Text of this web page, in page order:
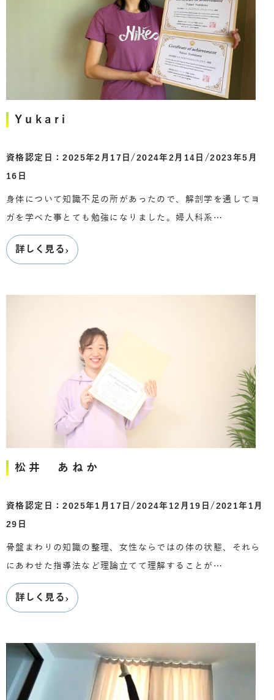
Yukari
資格認定日：2025年2月17日/2024年2月14日/2023年5月
16日
身体について知識不足の所があったので、解剖学を通してヨ
ガを学べた事とても勉強になりました。婦人科系…
詳しく見る›
松井 あねか
資格認定日：2025年1月17日/2024年12月19日/2021年1月
29日
骨盤まわりの知識の整理、女性ならではの体の状態、それら
にあわせた指導法など理論立てて理解することが…
詳しく見る›